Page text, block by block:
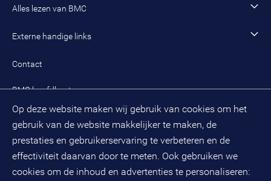
Op deze website maken wij gebruik van cookies om het
gebruik van de website makkelijker te maken, de
prestaties en gebruikerservaring te verbeteren en de
effectiviteit daarvan door te meten. Ook gebruiken we
cookies om de inhoud en advertenties te personaliseren:
Ons werk
Onze cultuur en organisatie
Algemeen contact
Inloggen mijn BMC
Meest gestelde vragen mijn BMC
Evenementen
Alles lezen van BMC
Alle artikelen
Externe handige links
Public spirit
Contact
BMC hoofdkantoor
(033) 496 52 00
Databankweg 26 D
3821 ALAmersfoort
Postbus 490
3800 AL Amersfoort